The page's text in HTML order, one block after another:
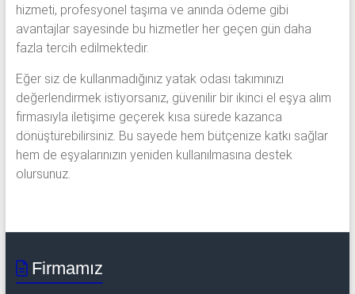
hizmeti, profesyonel taşıma ve anında ödeme gibi
avantajlar sayesinde bu hizmetler her geçen gün daha
fazla tercih edilmektedir.
Eğer siz de kullanmadığınız yatak odası takımınızı
değerlendirmek istiyorsanız, güvenilir bir ikinci el eşya alım
firmasıyla iletişime geçerek kısa sürede kazanca
dönüştürebilirsiniz. Bu sayede hem bütçenize katkı sağlar
hem de eşyalarınızın yeniden kullanılmasına destek
olursunuz.
Firmamız